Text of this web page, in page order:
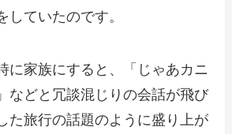
していたのです。
に家族にすると、「じゃあカニ
などと冗談混じりの会話が飛び
た旅行の話題のように盛り上が